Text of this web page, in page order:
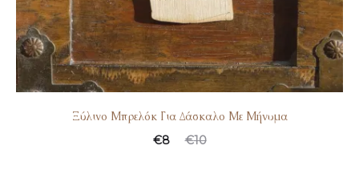
Ξύλινο Μπρελόκ Για Δάσκαλο Με Μήνυμα
€10
€8